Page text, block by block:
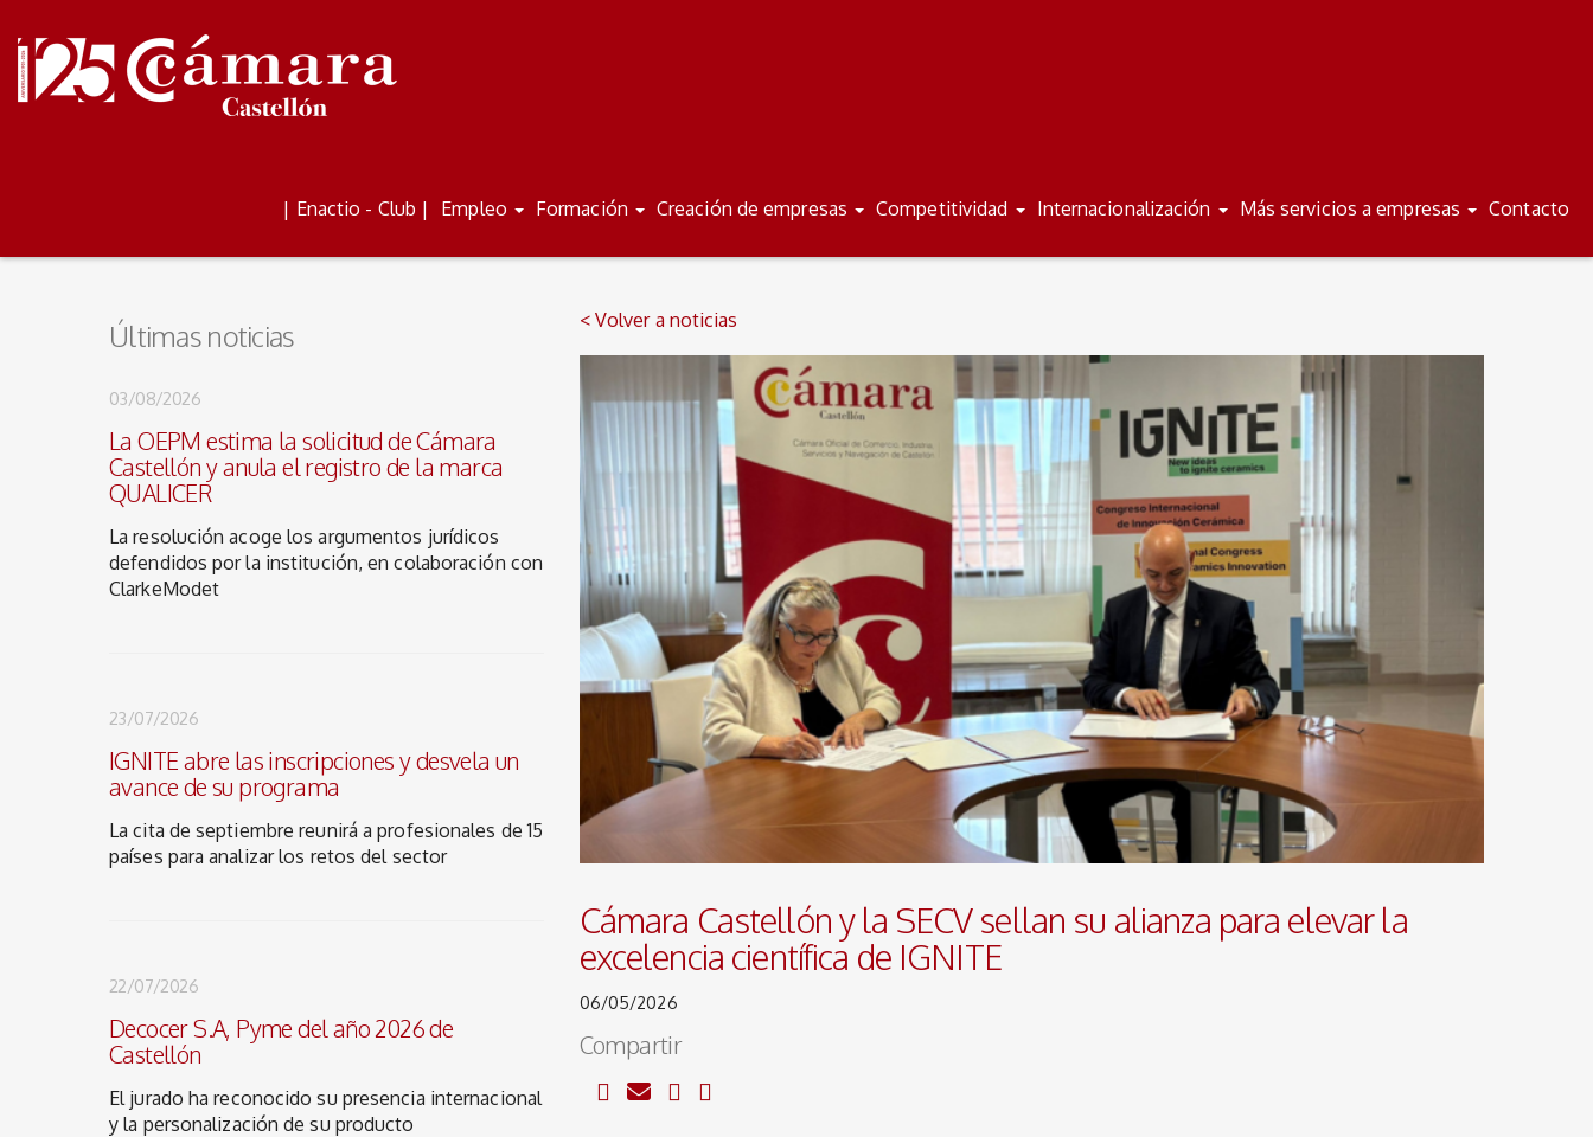
| Enactio - Club | Empleo Formación Creación de empresas Competitividad Internacionalización Más servicios a empresas Contacto
< Volver a noticias
Cámara Castellón y la SECV sellan su alianza para elevar la
excelencia científica de IGNITE
06/05/2026
Compartir
Últimas noticias
03/08/2026
La OEPM estima la solicitud de Cámara
Castellón y anula el registro de la marca
QUALICER
La resolución acoge los argumentos jurídicos
defendidos por la institución, en colaboración con
ClarkeModet
23/07/2026
IGNITE abre las inscripciones y desvela un
avance de su programa
La cita de septiembre reunirá a profesionales de 15
países para analizar los retos del sector
22/07/2026
Decocer S.A, Pyme del año 2026 de
Castellón
El jurado ha reconocido su presencia internacional
y la personalización de su producto